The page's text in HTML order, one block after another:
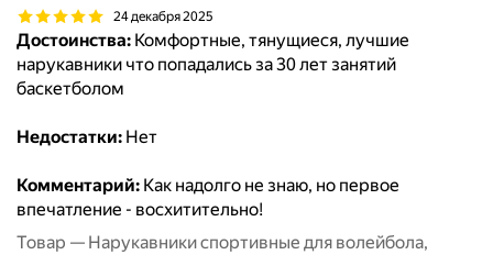
24 декабря 2025
Достоинства: Комфортные, тянущиеся, лучшие
нарукавники что попадались за 30 лет занятий
баскетболом
Недостатки: Нет
Комментарий: Как надолго не знаю, но первое
впечатление - восхитительно!
Товар — Нарукавники спортивные для волейбола,